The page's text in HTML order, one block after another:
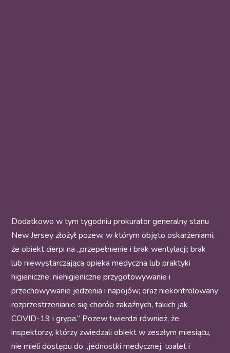
Dodatkowo w tym tygodniu prokurator generalny stanu
New Jersey złożył pozew, w którym objęto oskarżeniami,
że obiekt cierpi na „przepełnienie i brak wentylacji; brak
lub niewystarczająca opieka medyczna lub praktyki
higieniczne; niehigieniczne przygotowywanie i
przechowywanie jedzenia i napojów; oraz niekontrolowany
rozprzestrzenianie się chorób zakaźnych, takich jak
COVID-19 i grypa.” Pozew twierdzi również, że
inspektorzy, którzy zwiedzali obiekt w zeszłym miesiącu,
nie mieli dostępu do „jednostki medycznej; toalet i